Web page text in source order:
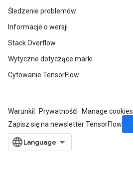
Śledzenie problemów
Informacje o wersji
Stack Overflow
Wytyczne dotyczące marki
Cytowanie TensorFlow
Warunki Prywatność
Manage cookies
Zapisz się na newsletter TensorFlow